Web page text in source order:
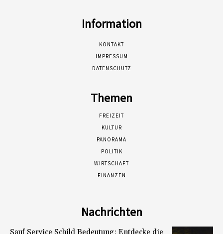
Information
KONTAKT
IMPRESSUM
DATENSCHUTZ
Themen
FREIZEIT
KULTUR
PANORAMA
POLITIK
WIRTSCHAFT
FINANZEN
Nachrichten